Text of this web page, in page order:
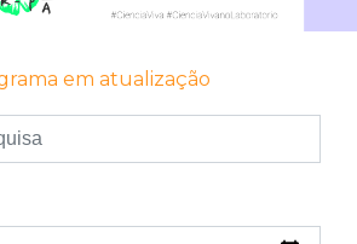
em atualização